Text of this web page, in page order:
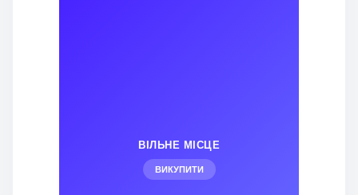
ВІЛЬНЕ МІСЦЕ
ВИКУПИТИ